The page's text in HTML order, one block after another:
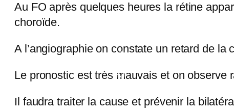
Au FO après quelques heures la rétine
choroïde.
A l’angiographie on constate un retard de la
Le pronostic est très mauvais et on observe
Il faudra traiter la cause et prévenir la